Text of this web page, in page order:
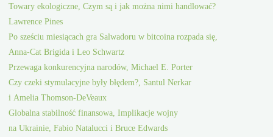
Towary ekologiczne, Czym są i jak można nimi handlować?
Lawrence Pines
Po sześciu miesiącach gra Salwadoru w bitcoina rozpada się,
Anna-Cat Brigida i Leo Schwartz
Przewaga konkurencyjna narodów, Michael E. Porter
Czy czeki stymulacyjne były błędem?, Santul Nerkar
i Amelia Thomson-DeVeaux
Globalna stabilność finansowa, Implikacje wojny
na Ukrainie, Fabio Natalucci i Bruce Edwards